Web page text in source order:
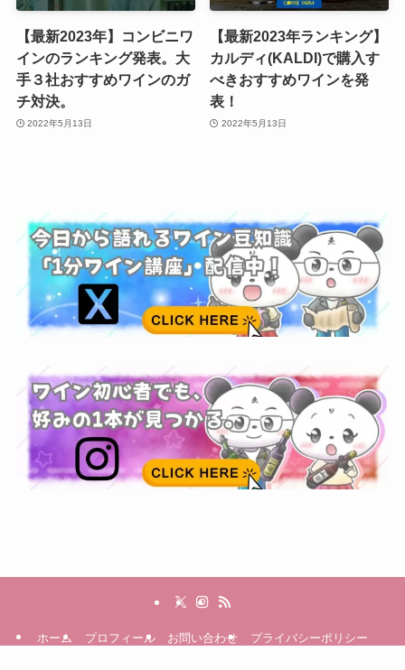
【最新2023年】コンビニワ
インのランキング発表。大
手３社おすすめワインのガ
チ対決。
2022年5月13日
【最新2023年ランキング】
カルディ(KALDI)で購入す
べきおすすめワインを発
表！
2022年5月13日
ホーム プロフィール お問い合わせ プライバシーポリシー